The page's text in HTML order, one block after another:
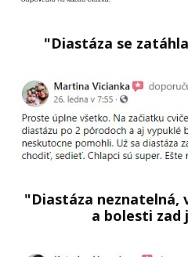
"Diastáza se
"Diastáza neznatelná,
a bolesti zad